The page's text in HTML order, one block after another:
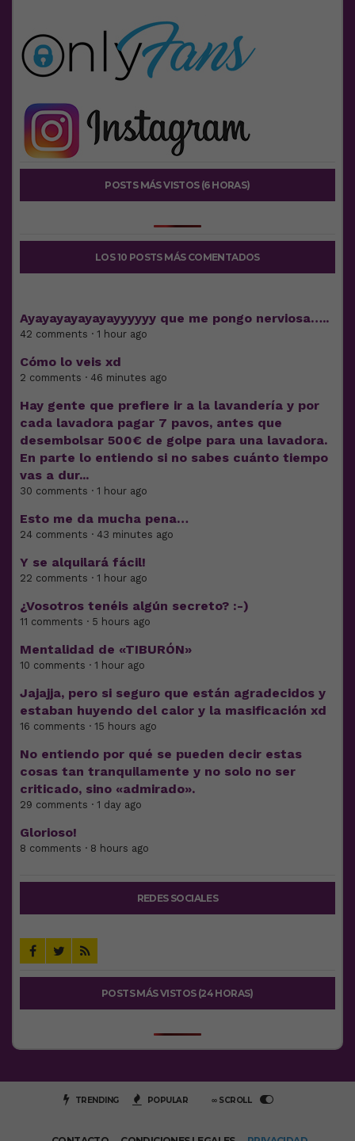
POSTS MÁS VISTOS (6 HORAS)
LOS 10 POSTS MÁS COMENTADOS
Ayayayayayayayyyyyy que me pongo nerviosa…..
42 comments · 1 hour ago
Cómo lo veis xd
2 comments · 46 minutes ago
Hay gente que prefiere ir a la lavandería y por
cada lavadora pagar 7 pavos, antes que
desembolsar 500€ de golpe para una lavadora.
En parte lo entiendo si no sabes cuánto tiempo
vas a dur...
30 comments · 1 hour ago
Esto me da mucha pena…
24 comments · 43 minutes ago
Y se alquilará fácil!
22 comments · 1 hour ago
¿Vosotros tenéis algún secreto? :-)
11 comments · 5 hours ago
Mentalidad de «TIBURÓN»
10 comments · 1 hour ago
Jajajja, pero si seguro que están agradecidos y
estaban huyendo del calor y la masificación xd
16 comments · 15 hours ago
No entiendo por qué se pueden decir estas
cosas tan tranquilamente y no solo no ser
criticado, sino «admirado».
29 comments · 1 day ago
Glorioso!
8 comments · 8 hours ago
REDES SOCIALES
POSTS MÁS VISTOS (24 HORAS)
TRENDING POPULAR ∞ SCROLL